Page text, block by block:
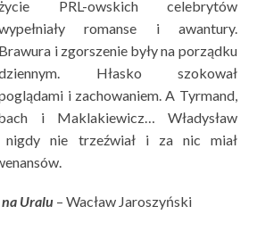
PRL-owskich celebrytów
romanse i awantury.
Brawura i zgorszenie były na porządku
Hłasko szokował
i zachowaniem. A Tyrmand,
i Maklakiewicz… Władysław
nigdy nie trzeźwiał i za nic miał
na Uralu – Wacław Jaroszyński